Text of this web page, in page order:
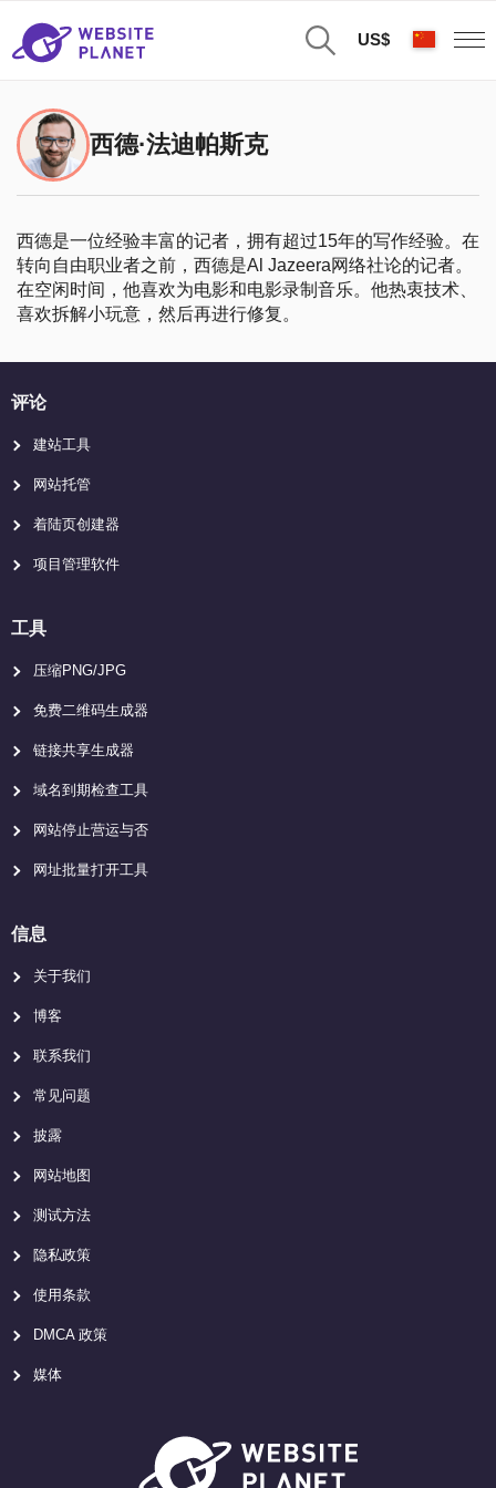
US$
西德·法迪帕斯克
西德是一位经验丰富的记者，拥有超过15年的写作经验。在
转向自由职业者之前，西德是Al Jazeera网络社论的记者。
在空闲时间，他喜欢为电影和电影录制音乐。他热衷技术、
喜欢拆解小玩意，然后再进行修复。
评论
建站工具
网站托管
着陆页创建器
项目管理软件
工具
压缩PNG/JPG
免费二维码生成器
链接共享生成器
域名到期检查工具
网站停止营运与否
网址批量打开工具
信息
关于我们
博客
联系我们
常见问题
披露
网站地图
测试方法
隐私政策
使用条款
DMCA 政策
媒体